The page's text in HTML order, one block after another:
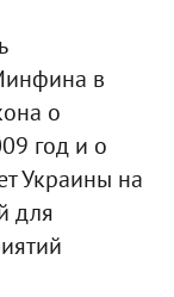
в
о
год и о
Украины на
для